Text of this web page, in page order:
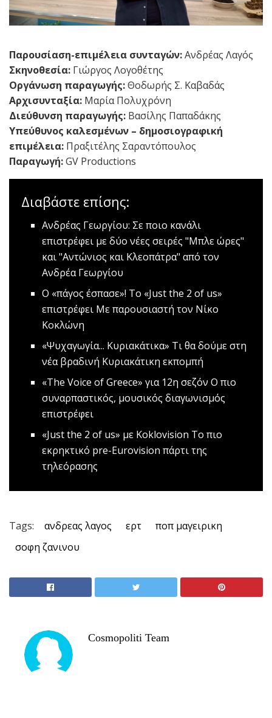
Παρουσίαση-επιμέλεια συνταγών:Ανδρέας Λαγός
Σκηνοθεσία: Γιώργος Λογοθέτης
Οργάνωση παραγωγής:Θοδωρής Σ. Καβαδάς
Αρχισυνταξία: Μαρία Πολυχρόνη
Διεύθυνση παραγωγής: Βασίλης Παπαδάκης
Υπεύθυνος καλεσμένων – δημοσιογραφική
επιμέλεια: Πραξιτέλης Σαραντόπουλος
Παραγωγή:GV Productions
Διαβάστε επίσης:
Ανδρέας Γεωργίου: Σε ποιο κανάλι
επιστρέφει με δύο νέες σειρές "Μπλε ώρες"
και "Αντώνιος και Κλεοπάτρα" από τον
Ανδρέα Γεωργίου
Ο «πάγος έσπασε»! Το «Just the 2 of us»
επιστρέφει Mε παρουσιαστή τον Νίκο
Κοκλώνη
«Ψυχαγωγία... Κυριακάτικα» Tι θα δούμε στη
νέα βραδινή Κυριακάτικη εκπομπή
«The Voice of Greece» για 12η σεζόν O πιο
συναρπαστικός, μουσικός διαγωνισμός
επιστρέφει
«Just the 2 οf us» με Koklovision Tο πιο
εκρηκτικό pre-Eurovision πάρτι της
τηλεόρασης
Tags: ανδρεας λαγος ερτ
ποπ μαγειρικη
σοφη ζανινου
Cosmopoliti Team